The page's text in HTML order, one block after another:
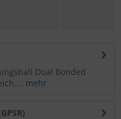
Dual Bonded
mehr